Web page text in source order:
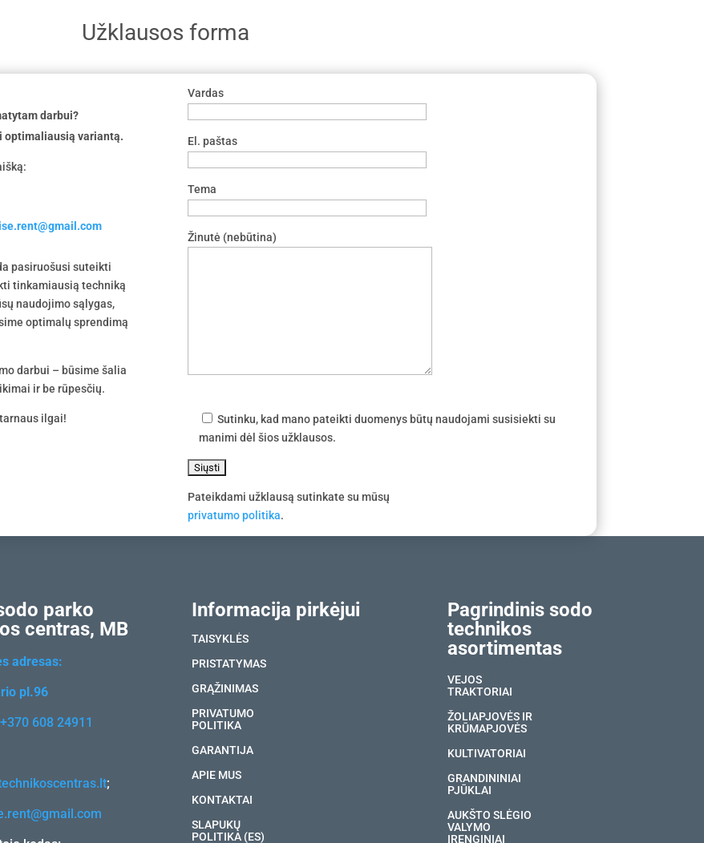
Užklausos forma
darbui?
optimaliausią variantą.
pasiruošusi suteikti
tinkamiausią techniką
naudojimo sąlygas,
optimalų sprendimą
darbui – būsime šalia
ir be rūpesčių.
ilgai!
Vardas
El. paštas
Tema
Žinutė (nebūtina)
Sutinku, kad mano pateikti duomenys būtų naudojami susisiekti su
manimi dėl šios užklausos.
Pateikdami užklausą sutinkate su mūsų
privatumo politika.
parko
centras, MB
adresas:
pl.96
+370 608 24911
;
Informacija pirkėjui
TAISYKLĖS
PRISTATYMAS
GRĄŽINIMAS
PRIVATUMO
POLITIKA
GARANTIJA
APIE MUS
KONTAKTAI
SLAPUKŲ
POLITIKA (ES)
Pagrindinis sodo
technikos
asortimentas
VEJOS
TRAKTORIAI
ŽOLIAPJOVĖS IR
KRŪMAPJOVĖS
KULTIVATORIAI
GRANDININIAI
PJŪKLAI
AUKŠTO SLĖGIO
VALYMO
ĮRENGINIAI